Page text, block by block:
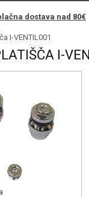
dostava nad 80€
I-VENTIL001
I-